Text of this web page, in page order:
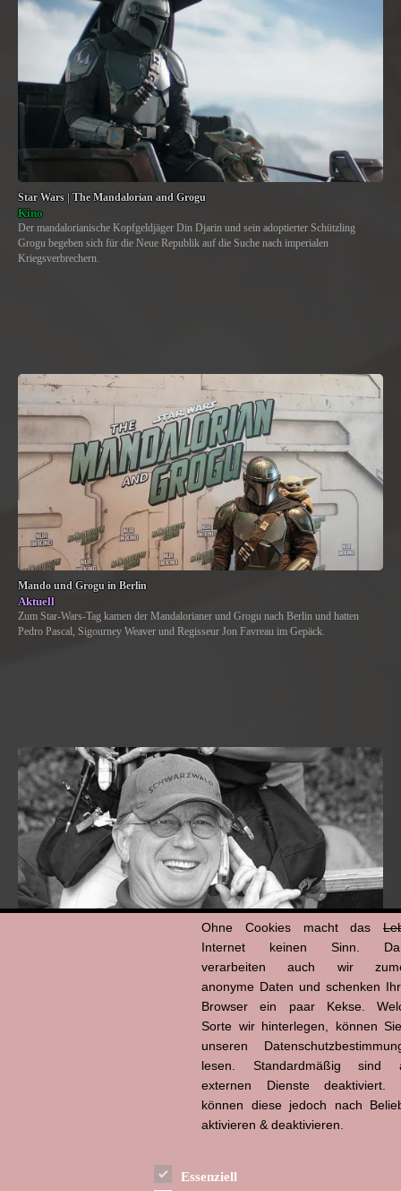
Star Wars | The Mandalorian and Grogu
Kino
Der mandalorianische Kopfgeldjäger Din Djarin und sein adoptierter Schützling
Grogu begeben sich für die Neue Republik auf die Suche nach imperialen
Kriegsverbrechern.
Mando und Grogu in Berlin
Aktuell
Zum Star-Wars-Tag kamen der Mandalorianer und Grogu nach Berlin und hatten
Pedro Pascal, Sigourney Weaver und Regisseur Jon Favreau im Gepäck.
Ohne Cookies macht das
Internet keinen Sinn.
verarbeiten auch wir
anonyme Daten und schenken
Browser ein paar Kekse.
Sorte wir hinterlegen, können
unseren
lesen. Standardmäßig sind
externen Dienste deaktiviert.
können diese jedoch nach
aktivieren & deaktivieren.
Essenziell